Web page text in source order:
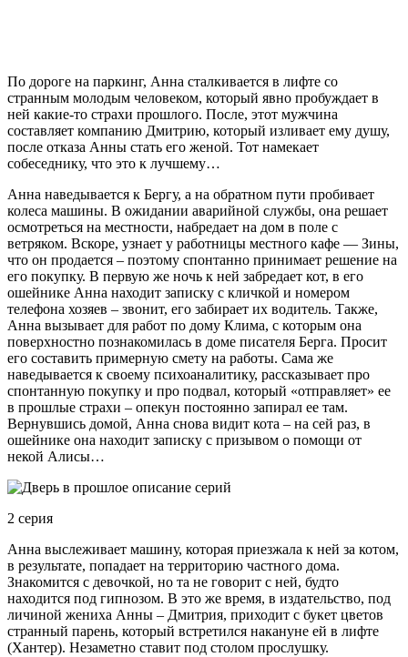
По дороге на паркинг, Анна сталкивается в лифте со
странным молодым человеком, который явно пробуждает в
ней какие-то страхи прошлого. После, этот мужчина
составляет компанию Дмитрию, который изливает ему душу,
после отказа Анны стать его женой. Тот намекает
собеседнику, что это к лучшему…
Анна наведывается к Бергу, а на обратном пути пробивает
колеса машины. В ожидании аварийной службы, она решает
осмотреться на местности, набредает на дом в поле с
ветряком. Вскоре, узнает у работницы местного кафе — Зины,
что он продается – поэтому спонтанно принимает решение на
его покупку. В первую же ночь к ней забредает кот, в его
ошейнике Анна находит записку с кличкой и номером
телефона хозяев – звонит, его забирает их водитель. Также,
Анна вызывает для работ по дому Клима, с которым она
поверхностно познакомилась в доме писателя Берга. Просит
его составить примерную смету на работы. Сама же
наведывается к своему психоаналитику, рассказывает про
спонтанную покупку и про подвал, который «отправляет» ее
в прошлые страхи – опекун постоянно запирал ее там.
Вернувшись домой, Анна снова видит кота – на сей раз, в
ошейнике она находит записку с призывом о помощи от
некой Алисы…
2 серия
Анна выслеживает машину, которая приезжала к ней за котом,
в результате, попадает на территорию частного дома.
Знакомится с девочкой, но та не говорит с ней, будто
находится под гипнозом. В это же время, в издательство, под
личиной жениха Анны – Дмитрия, приходит с букет цветов
странный парень, который встретился накануне ей в лифте
(Хантер). Незаметно ставит под столом прослушку.